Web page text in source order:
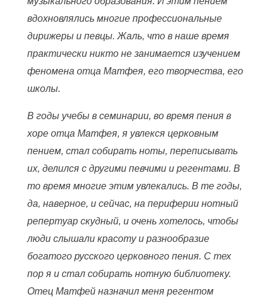
вдохновлялись многие профессиональные
дирижеры и певцы. Жаль, что в наше время
практически никто не занимается изучением
феномена отца Матфея, его творчества, его
школы.
В годы учебы в семинарии, во время пения в
хоре отца Матфея, я увлекся церковным
пением, стал собирать ноты, переписывать
их, делился с другими певчими и регентами. В
то время многие этим увлекались. В те годы,
да, наверное, и сейчас, на периферии нотный
репертуар скудный, и очень хотелось, чтобы
люди слышали красоту и разнообразие
богатого русского церковного пения. С тех
пор я и стал собирать нотную библиотеку.
Отец Матфей назначил меня регентом